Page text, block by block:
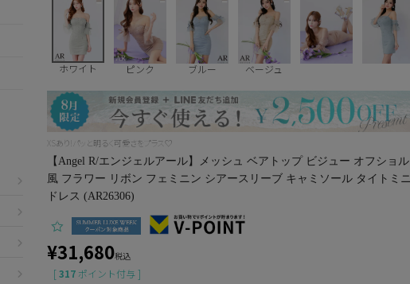
ホワイト ピンク ブルー ベージュ
XSあり!パッと明るく可愛さをプラス♡
【Angel R/エンジェルアール】メッシュ ベアトップ ビジュー オフショル
風 フラワー リボン フェミニン シアースリーブ キャミソール タイトミニ
ドレス (AR26306)
¥31,680税込
[317 ポイント付与 ]